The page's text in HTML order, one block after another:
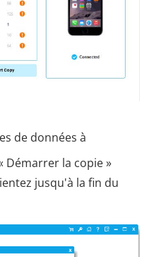
de données à
Démarrer la copie »
jusqu'à la fin du